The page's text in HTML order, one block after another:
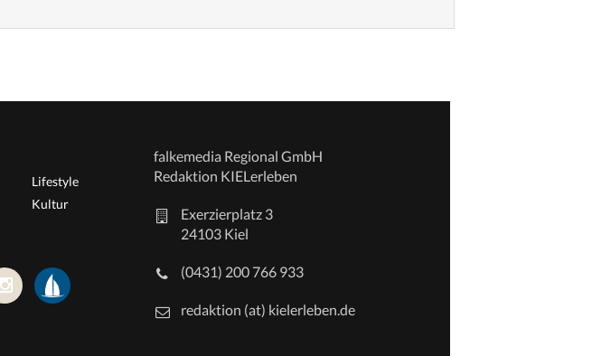
Lifestyle
Kultur
falkemedia Regional GmbH
Redaktion KIELerleben
Exerzierplatz 3
24103 Kiel
(0431) 200 766 933
redaktion (at) kielerleben.de